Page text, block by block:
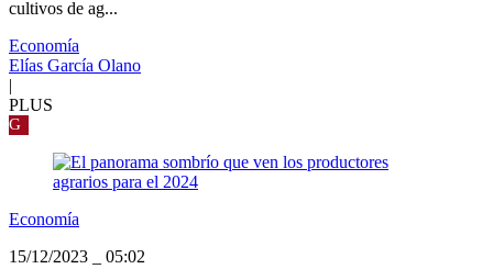
cultivos de ag...
Economía
Elías García Olano
|
PLUS
G
Economía
15/12/2023
05:02